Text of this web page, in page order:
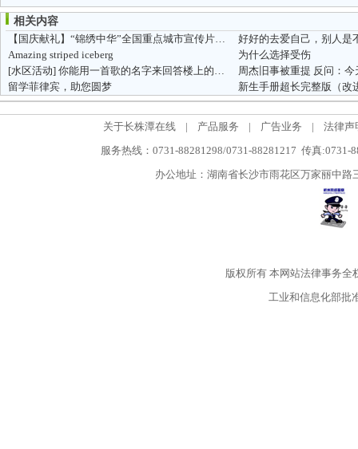
相关内容
【国庆献礼】“锦绣中华”全国重点城市宣传片展播—长沙
好好的去爱自己，别人是
Amazing striped iceberg
为什么选择受伤
[水区活动] 你能用一首歌的名字来回答楼上的问题吗？
周杰旧事被重提 反问：
留学菲律宾，助您圆梦
新生手册超长完整版（改
关于长株潭在线 | 产品服务 | 广告业务 |
法律声
服务热线：0731-88281298/0731-88281217 传真:0731-
办公地址：湖南省长沙市雨花区万家丽中
版权所有本网站法律事务全
工业和信息化部批